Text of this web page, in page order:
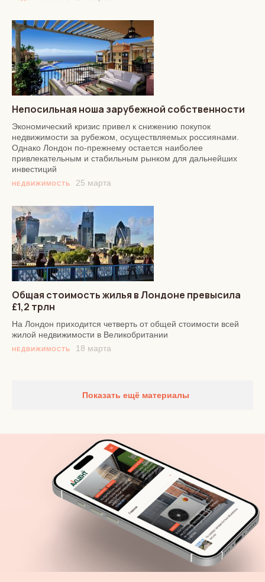
Непосильная ноша зарубежной собственности
Экономический кризис привел к снижению покупок
недвижимости за рубежом, осуществляемых россиянами.
Однако Лондон по-прежнему остается наиболее
привлекательным и стабильным рынком для дальнейших
инвестиций
НЕДВИЖИМОСТЬ 25 марта
Общая стоимость жилья в Лондоне превысила
£1,2 трлн
На Лондон приходится четверть от общей стоимости всей
жилой недвижимости в Великобритании
НЕДВИЖИМОСТЬ 18 марта
Показать ещё материалы